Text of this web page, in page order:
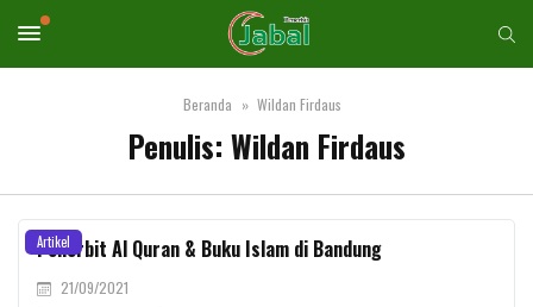
Beranda Wildan Firdaus
Penulis: Wildan Firdaus
Artikel
Penerbit Al Quran & Buku Islam di Bandung
21/09/2021